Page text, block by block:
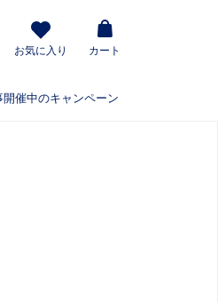
お気に入り カート
開催中のキャンペーン